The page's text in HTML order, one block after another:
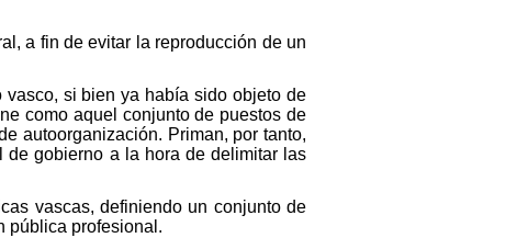
a fin de evitar la reproducción de un
si bien ya había sido objeto de
como aquel conjunto de puestos de
autoorganización. Priman, por tanto,
de gobierno a la hora de delimitar las
vascas, definiendo un conjunto de
pública profesional.